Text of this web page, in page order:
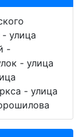
улица
-
- улица
- улица